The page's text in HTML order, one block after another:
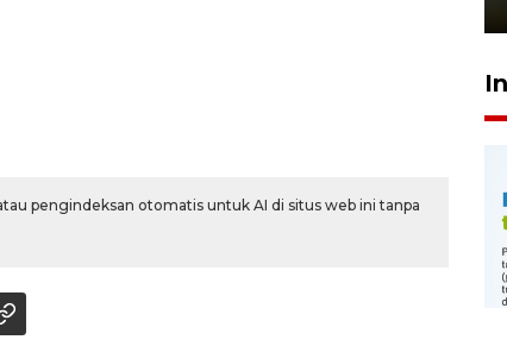
pengindeksan otomatis untuk AI di situs web ini tanpa